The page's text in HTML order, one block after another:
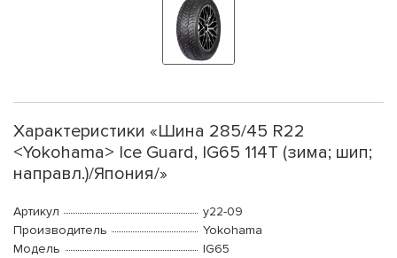
Характеристики «Шина 285/45 R22
<Yokohama> Ice Guard, IG65 114T (зима; шип;
направл.)/Япония/»
Артикул
y22-09
Производитель
Yokohama
Модель
IG65